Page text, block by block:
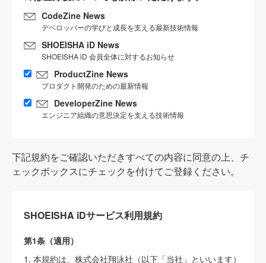
CodeZine News
デベロッパーの学びと成長を支える最新技術情報
SHOEISHA iD News
SHOEISHA iD 会員全体に対するお知らせ
ProductZine News
プロダクト開発のための最新情報
DeveloperZine News
エンジニア組織の意思決定を支える技術情報
下記規約をご確認いただきすべての内容に同意の上、チ
ェックボックスにチェックを付けてご登録ください。
SHOEISHA iDサービス利用規約
第1条（適用）
1. 本規約は、株式会社翔泳社（以下「当社」といいます）